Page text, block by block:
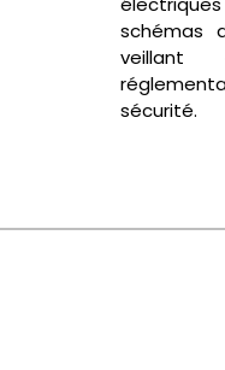
schémas
veillant
sécurité.